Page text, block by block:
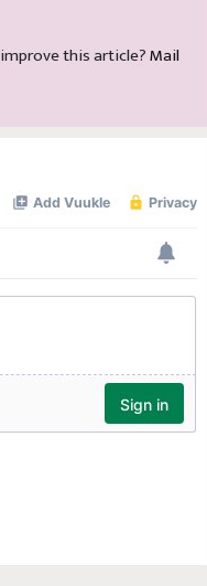
this article? Mail